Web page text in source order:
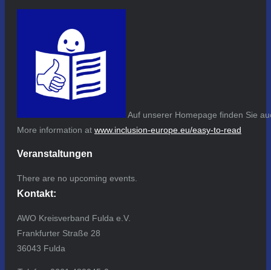
Auf unserer Homepage finden Sie
More information at www.inclusion-europe.eu/easy-to-read
Veranstaltungen
There are no upcoming events.
Kontakt:
AWO Kreisverband Fulda e.V.
Frankfurter Straße 28
36043 Fulda